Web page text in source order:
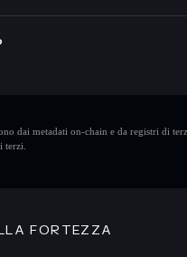
dai metadati on-chain e da registri di
terzi.
FORTEZZA